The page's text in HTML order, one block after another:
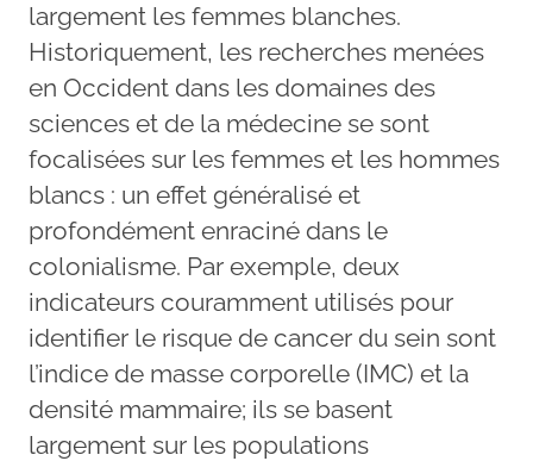
largement les femmes blanches.
Historiquement, les recherches menées
en Occident dans les domaines des
sciences et de la médecine se sont
focalisées sur les femmes et les hommes
blancs : un effet généralisé et
profondément enraciné dans le
colonialisme. Par exemple, deux
indicateurs couramment utilisés pour
identifier le risque de cancer du sein sont
l’indice de masse corporelle (IMC) et la
densité mammaire; ils se basent
largement sur les populations